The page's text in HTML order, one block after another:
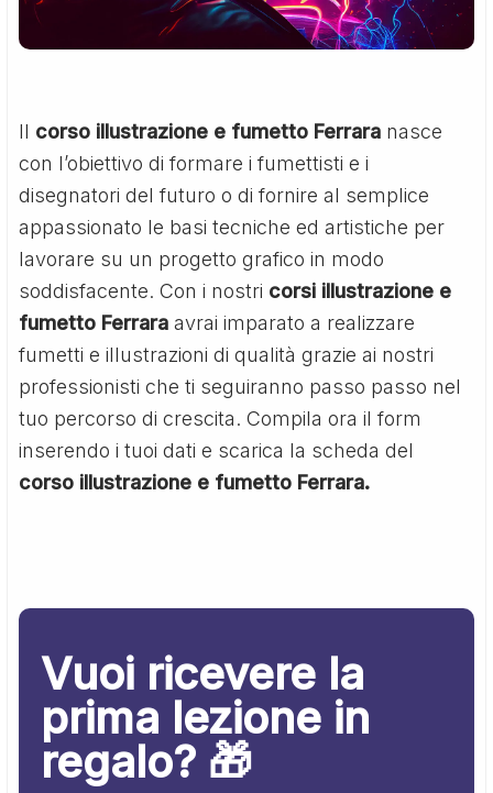
Il corso illustrazione e fumetto Ferrara nasce
con l’obiettivo di formare i fumettisti e i
disegnatori del futuro o di fornire al semplice
appassionato le basi tecniche ed artistiche per
lavorare su un progetto grafico in modo
soddisfacente. Con i nostri corsi illustrazione e
fumetto Ferrara avrai imparato a realizzare
fumetti e illustrazioni di qualità grazie ai nostri
professionisti che ti seguiranno passo passo nel
tuo percorso di crescita. Compila ora il form
inserendo i tuoi dati e scarica la scheda del
corso illustrazione e fumetto Ferrara.
Vuoi ricevere la
prima lezione in
regalo? 🎁